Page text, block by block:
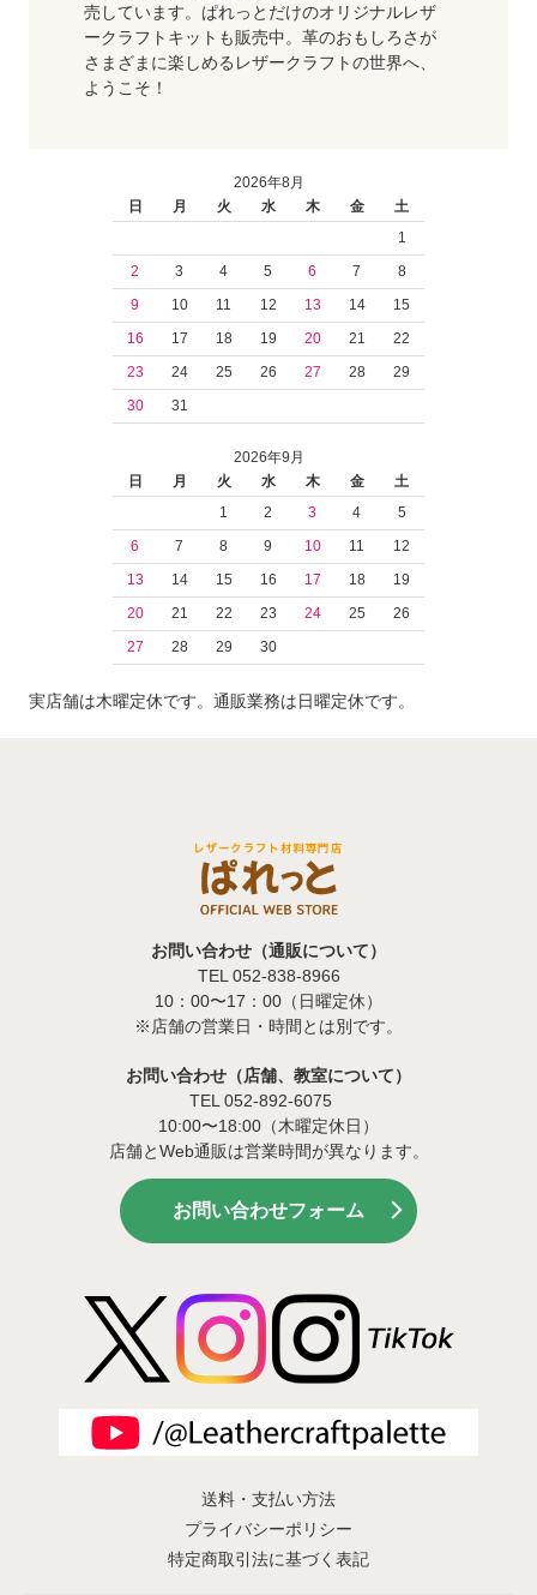
売しています。ぱれっとだけのオリジナルレザ
ークラフトキットも販売中。革のおもしろさが
さまざまに楽しめるレザークラフトの世界へ、
ようこそ！
2026年8月
日
月 火 水 木 金
土
1
2
3 4 5 6 7
8
9
10 11 12 13 14
15
16
17 18 19 20 21
22
23
24 25 26 27 28
29
30
31
2026年9月
日
月 火 水 木 金
土
1
2 3 4
5
6
7 8 9 10 11
12
13
14 15 16 17 18
19
20
21 22 23 24 25
26
27
28 29 30
実店舗は木曜定休です。通販業務は日曜定休です。
お問い合わせ（通販について）
TEL 052-838-8966
10：00〜17：00（日曜定休）
※店舗の営業日・時間とは別です。
お問い合わせ（店舗、教室について）
TEL 052-892-6075
10:00〜18:00（木曜定休日）
店舗とWeb通販は営業時間が異なります。
お問い合わせフォーム
送料・支払い方法
プライバシーポリシー
特定商取引法に基づく表記